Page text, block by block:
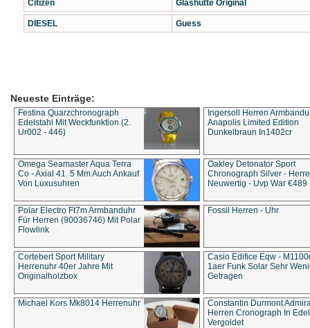
Citizen
DIESEL
Glashütte Original
Guess
Neueste Einträge:
Festina Quarzchronograph
Edelstahl Mit Weckfunktion (2.
Ur002 - 446)
Ingersoll Herren
Anapolis Limited Edition
Dunkelbraun In1402cr
Omega Seamaster Aqua Terra
Co - Axial 41. 5 Mm Auch Ankauf
Von Luxusuhren
Oakley Detonator Sport
Chronograph Silver -
Neuwertig - Uvp War €489
Polar Electro Ft7m Armbanduhr
Für Herren (90036746) Mit Polar
Flowlink
Fossil Herren - Uhr
Cortebert Sport Military
Herrenuhr 40er Jahre Mit
Originalholzbox
Casio Edifice Eqw -
1aer Funk Solar Sehr
Getragen
Michael Kors Mk8014 Herrenuhr
Constantin Durmont
Herren Cronograph In
Vergoldet